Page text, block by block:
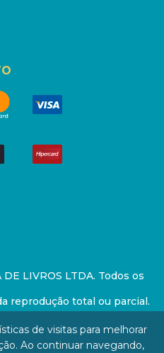
LIVROS LTDA. Todos os
reprodução total ou parcial.
sem aviso prévio.
de visitas para melhorar
Ao continuar navegando,